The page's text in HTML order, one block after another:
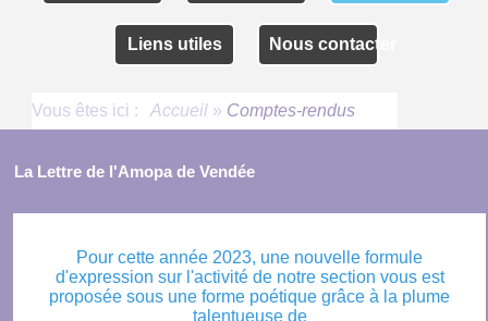
Liens utiles Nous contacter
Vous êtes ici : Accueil » Comptes-rendus
La Lettre de l'Amopa de Vendée
Pour cette année 2023, une nouvelle formule
d'expression sur l'activité de notre section vous est
proposée sous une forme poétique grâce à la plume
talentueuse de